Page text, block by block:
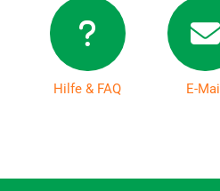
Hilfe & FAQ E-Mail